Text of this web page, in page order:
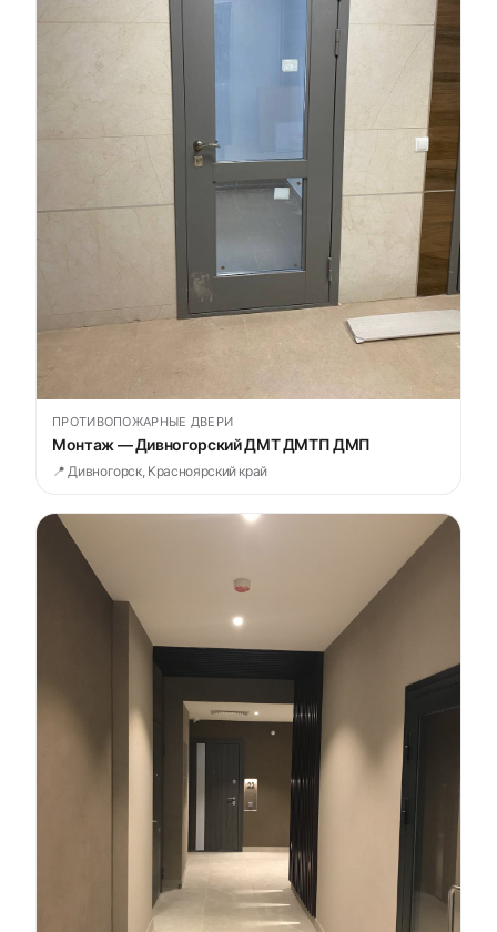
ПРОТИВОПОЖАРНЫЕ ДВЕРИ
Монтаж — Дивногорский ДМТ ДМТП ДМП
📍 Дивногорск, Красноярский край